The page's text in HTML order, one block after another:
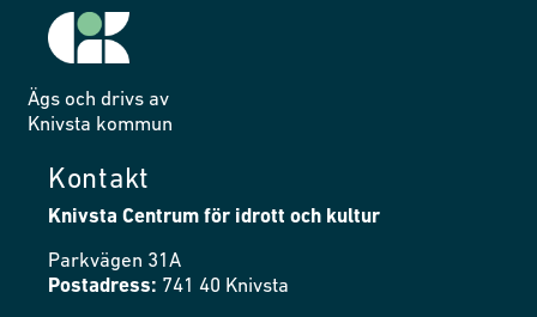
Ägs och drivs av
Knivsta kommun
Kontakt
Knivsta Centrum för idrott och kultur
Parkvägen 31A
Postadress: 741 40 Knivsta